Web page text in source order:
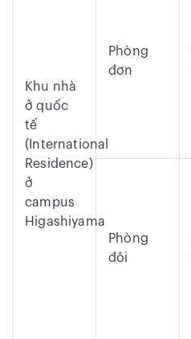
Khu nhà
ở quốc
tế
(International
Residence)
ở
campus
Higashiyama
Phòng
đơn
Phòng
đôi